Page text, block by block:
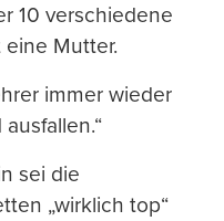
10 verschiedene
eine Mutter.
immer wieder
sei die
„wirklich top“